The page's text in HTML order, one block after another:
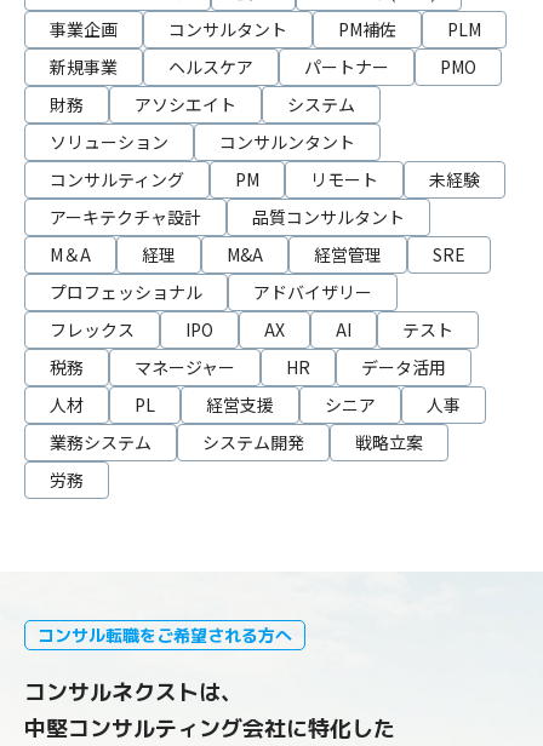
事業企画
コンサルタント PM補佐
PLM
新規事業
ヘルスケア パートナー
PMO
財務
アソシエイト
システム
ソリューション
コンサルンタント
コンサルティング
PM リモート
未経験
アーキテクチャ設計
品質コンサルタント
M＆A
経理 M&A 経営管理
SRE
プロフェッショナル
アドバイザリー
フレックス
IPO AX AI
テスト
税務
マネージャー HR
データ活用
人材
PL 経営支援 シニア
人事
業務システム
システム開発
戦略立案
労務
コンサル転職をご希望される方へ
コンサルネクストは、
中堅コンサルティング会社に特化した